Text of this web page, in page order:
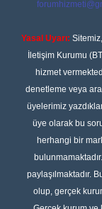
Yasal Uyarı:
İletişim Kurumu
hizmet
denetleme veya
üyelerimiz
üye olarak bu
herhangi bir
paylaşılmaktadır.
olup, gerçek